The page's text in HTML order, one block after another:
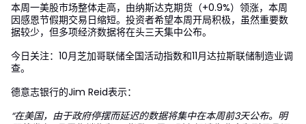
本周一美股市场整体走高，由纳斯达克期货（+0.9%）领涨，本周
因感恩节假期交易日缩短。投资者希望本周开局积极，虽然重要数
据较少，但多项经济数据将在头三天集中公布。
今日关注：10月芝加哥联储全国活动指数和11月达拉斯联储制造业调
查。
德意志银行的Jim Reid表示：
“在美国，由于政府停摆而延迟的数据将集中在本周前3天公布。明